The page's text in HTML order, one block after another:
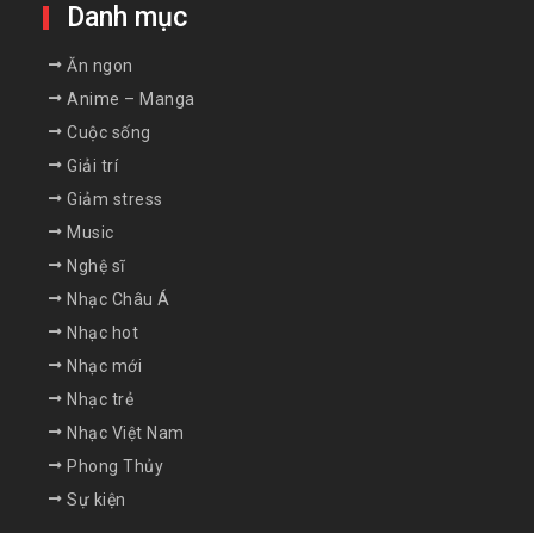
Danh mục
Ăn ngon
Anime – Manga
Cuộc sống
Giải trí
Giảm stress
Music
Nghệ sĩ
Nhạc Châu Á
Nhạc hot
Nhạc mới
Nhạc trẻ
Nhạc Việt Nam
Phong Thủy
Sự kiện